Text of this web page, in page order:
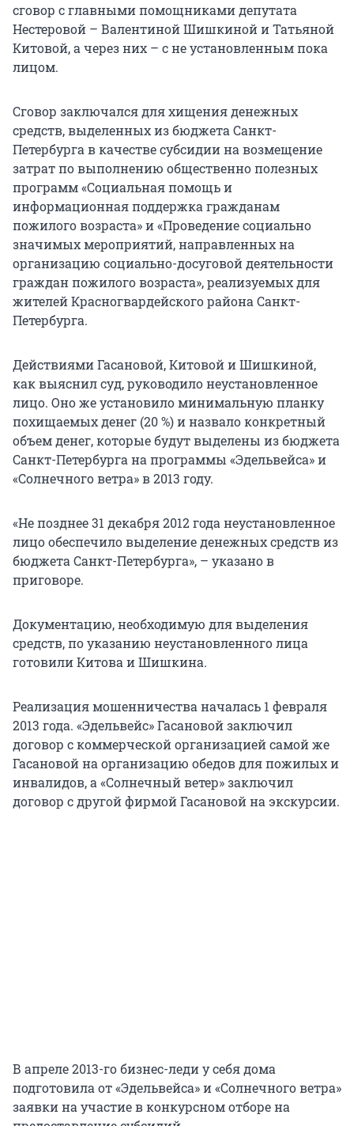
сговор с главными помощниками депутата
Нестеровой – Валентиной Шишкиной и Татьяной
Китовой, а через них – с не установленным пока
лицом.
Сговор заключался для хищения денежных
средств, выделенных из бюджета Санкт-
Петербурга в качестве субсидии на возмещение
затрат по выполнению общественно полезных
программ «Социальная помощь и
информационная поддержка гражданам
пожилого возраста» и «Проведение социально
значимых мероприятий, направленных на
организацию социально-досуговой деятельности
граждан пожилого возраста», реализуемых для
жителей Красногвардейского района Санкт-
Петербурга.
Действиями Гасановой, Китовой и Шишкиной,
как выяснил суд, руководило неустановленное
лицо. Оно же установило минимальную планку
похищаемых денег (20 %) и назвало конкретный
объем денег, которые будут выделены из бюджета
Санкт-Петербурга на программы «Эдельвейса» и
«Солнечного ветра» в 2013 году.
«Не позднее 31 декабря 2012 года неустановленное
лицо обеспечило выделение денежных средств из
бюджета Санкт-Петербурга», – указано в
приговоре.
Документацию, необходимую для выделения
средств, по указанию неустановленного лица
готовили Китова и Шишкина.
Реализация мошенничества началась 1 февраля
2013 года. «Эдельвейс» Гасановой заключил
договор с коммерческой организацией самой же
Гасановой на организацию обедов для пожилых и
инвалидов, а «Солнечный ветер» заключил
договор с другой фирмой Гасановой на экскурсии.
В апреле 2013-го бизнес-леди у себя дома
подготовила от «Эдельвейса» и «Солнечного ветра»
заявки на участие в конкурсном отборе на